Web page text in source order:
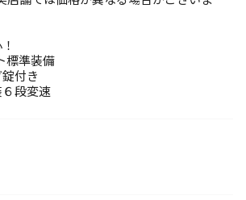
標準装備
付き
段変速